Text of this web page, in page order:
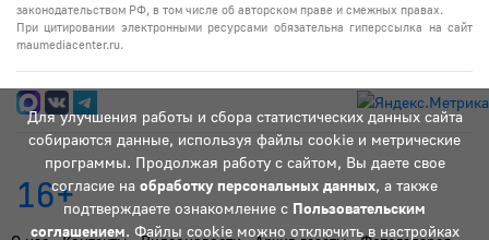
Для улучшения работы и сбора статистических данных сайта
собираются данные, используя файлы cookie и метрические
программы. Продолжая работу с сайтом, Вы даете свое
согласие на обработку персональных данных, а также
подтверждаете ознакомление с Пользовательским
соглашением. Файлы cookie можно отключить в настройках
законодательством РФ, в том числе об авторском праве и смежных правах.
При цитировании электронными ресурсами обязательна гиперссылка на сайт
maumediacenter.ru.
16+